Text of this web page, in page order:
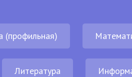
(профильная)
Литература